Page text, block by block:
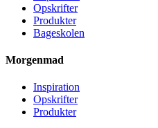
Opskrifter
Produkter
Bageskolen
Morgenmad
Inspiration
Opskrifter
Produkter